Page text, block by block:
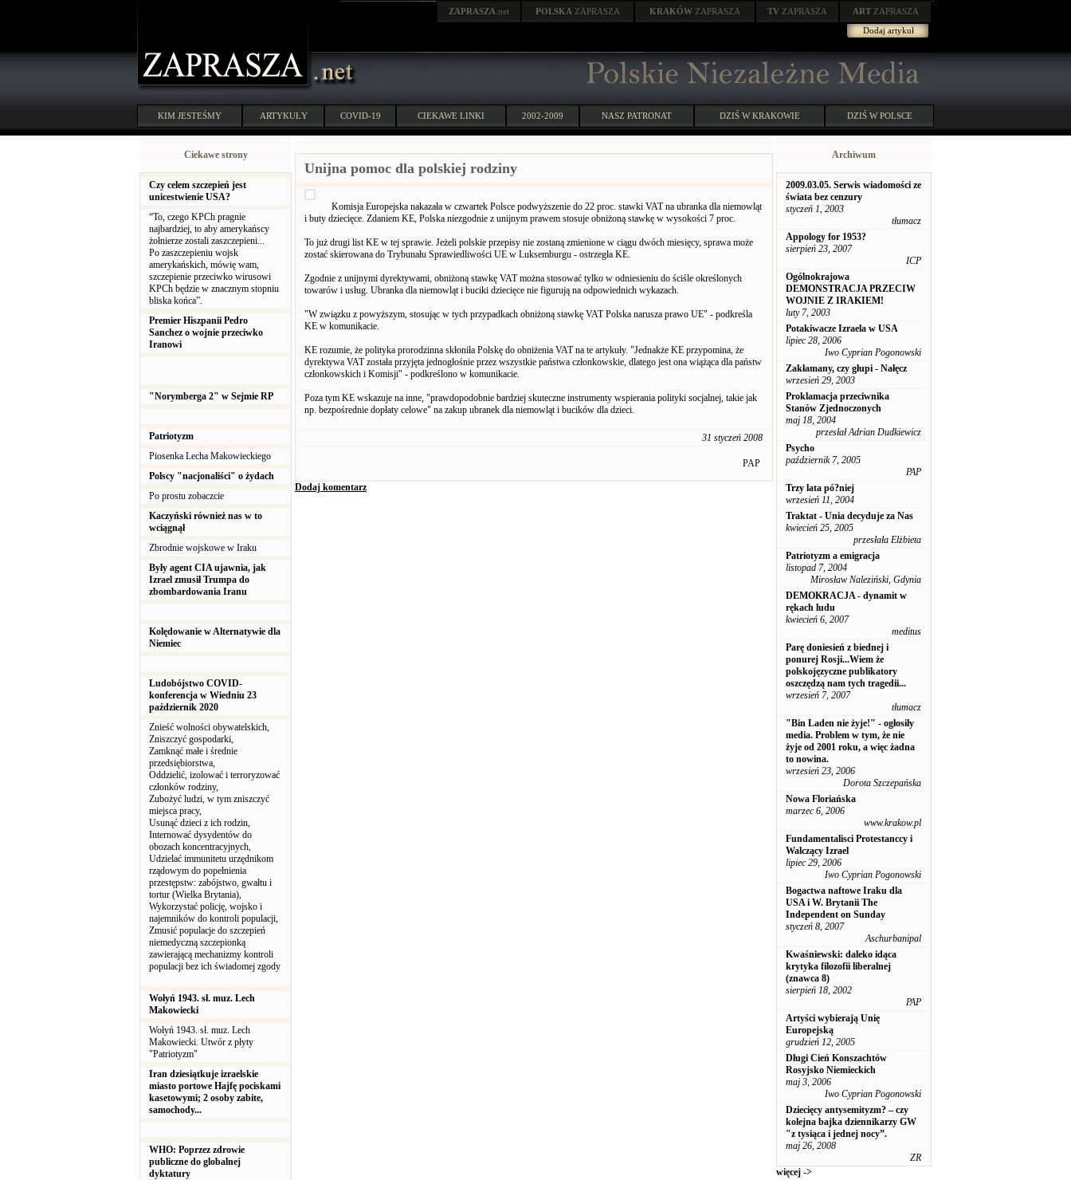
ZAPRASZA .net POLSKA ZAPRASZA KRAKÓW ZAPRASZA TV ZAPRASZA ART ZAPRASZA
Dodaj artykuł
KIM JESTEŚMY ARTYKUŁY COVID-19 CIEKAWE LINKI 2002-2009 NASZ PATRONAT DZIŚ W KRAKOWIE DZIŚ W POLSCE
Ciekawe strony
Czy celem szczepień jest
unicestwienie USA?
“To, czego KPCh pragnie
najbardziej, to aby amerykańscy
żołnierze zostali zaszczepieni...
Po zaszczepieniu wojsk
amerykańskich, mówię wam,
szczepienie przeciwko wirusowi
KPCh będzie w znacznym stopniu
bliska końca”.
Premier Hiszpanii Pedro
Sanchez o wojnie przeciwko
Iranowi
"Norymberga 2" w Sejmie RP
Patriotyzm
Piosenka Lecha Makowieckiego
Polscy "nacjonaliści" o żydach
Po prostu zobaczcie
Kaczyński również nas w to
wciągnął
Zbrodnie wojskowe w Iraku
Były agent CIA ujawnia, jak
Izrael zmusił Trumpa do
zbombardowania Iranu
Kolędowanie w Alternatywie dla
Niemiec
Ludobójstwo COVID-
konferencja w Wiedniu 23
październik 2020
Znieść wolności obywatelskich,
Zniszczyć gospodarki,
Zamknąć małe i średnie
przedsiębiorstwa,
Oddzielić, izolować i terroryzować
członków rodziny,
Zubożyć ludzi, w tym zniszczyć
miejsca pracy,
Usunąć dzieci z ich rodzin,
Internować dysydentów do
obozach koncentracyjnych,
Udzielać immunitetu urzędnikom
rządowym do popełnienia
przestępstw: zabójstwo, gwałtu i
tortur (Wielka Brytania),
Wykorzystać policję, wojsko i
najemników do kontroli populacji,
Zmusić populacje do szczepień
niemedyczną szczepionką
zawierającą mechanizmy kontroli
populacji bez ich świadomej zgody
Wołyń 1943. sł. muz. Lech
Makowiecki
Wołyń 1943. sł. muz. Lech
Makowiecki. Utwór z płyty
"Patriotyzm"
Iran dziesiątkuje izraelskie
miasto portowe Hajfę pociskami
kasetowymi; 2 osoby zabite,
samochody...
WHO: Poprzez zdrowie
publiczne do globalnej
dyktatury
Unijna pomoc dla polskiej rodziny
Komisja Europejska nakazała w czwartek Polsce podwyższenie do 22 proc. stawki VAT na ubranka dla niemowląt
i buty dziecięce. Zdaniem KE, Polska niezgodnie z unijnym prawem stosuje obniżoną stawkę w wysokości 7 proc.
To już drugi list KE w tej sprawie. Jeżeli polskie przepisy nie zostaną zmienione w ciągu dwóch miesięcy, sprawa może
zostać skierowana do Trybunału Sprawiedliwości UE w Luksemburgu - ostrzegła KE.
Zgodnie z unijnymi dyrektywami, obniżoną stawkę VAT można stosować tylko w odniesieniu do ściśle określonych
towarów i usług. Ubranka dla niemowląt i buciki dziecięce nie figurują na odpowiednich wykazach.
"W związku z powyższym, stosując w tych przypadkach obniżoną stawkę VAT Polska narusza prawo UE" - podkreśla
KE w komunikacie.
KE rozumie, że polityka prorodzinna skłoniła Polskę do obniżenia VAT na te artykuły. "Jednakże KE przypomina, że
dyrektywa VAT została przyjęta jednogłośnie przez wszystkie państwa członkowskie, dlatego jest ona wiążąca dla państw
członkowskich i Komisji" - podkreślono w komunikacie.
Poza tym KE wskazuje na inne, "prawdopodobnie bardziej skuteczne instrumenty wspierania polityki socjalnej, takie jak
np. bezpośrednie dopłaty celowe" na zakup ubranek dla niemowląt i bucików dla dzieci.
31 styczeń 2008
PAP
Dodaj komentarz
Archiwum
2009.03.05. Serwis wiadomości ze
świata bez cenzury
styczeń 1, 2003
tłumacz
Appology for 1953?
sierpień 23, 2007
ICP
Ogólnokrajowa
DEMONSTRACJA PRZECIW
WOJNIE Z IRAKIEM!
luty 7, 2003
Potakiwacze Izraela w USA
lipiec 28, 2006
Iwo Cyprian Pogonowski
Zakłamany, czy głupi - Nałęcz
wrzesień 29, 2003
Proklamacja przeciwnika
Stanów Zjednoczonych
maj 18, 2004
przesłał Adrian Dudkiewicz
Psycho
październik 7, 2005
PAP
Trzy lata pó?niej
wrzesień 11, 2004
Traktat - Unia decyduje za Nas
kwiecień 25, 2005
przesłała Elżbieta
Patriotyzm a emigracja
listopad 7, 2004
Mirosław Naleziński, Gdynia
DEMOKRACJA - dynamit w
rękach ludu
kwiecień 6, 2007
meditus
Parę doniesień z biednej i
ponurej Rosji...Wiem że
polskojęzyczne publikatory
oszczędzą nam tych tragedii...
wrzesień 7, 2007
tłumacz
"Bin Laden nie żyje!" - ogłosiły
media. Problem w tym, że nie
żyje od 2001 roku, a więc żadna
to nowina.
wrzesień 23, 2006
Dorota Szczepańska
Nowa Floriańska
marzec 6, 2006
www.krakow.pl
Fundamentalisci Protestanccy i
Walczący Izrael
lipiec 29, 2006
Iwo Cyprian Pogonowski
Bogactwa naftowe Iraku dla
USA i W. Brytanii The
Independent on Sunday
styczeń 8, 2007
Aschurbanipal
Kwaśniewski: daleko idąca
krytyka filozofii liberalnej
(znawca 8)
sierpień 18, 2002
PAP
Artyści wybierają Unię
Europejską
grudzień 12, 2005
Długi Cień Konszachtów
Rosyjsko Niemieckich
maj 3, 2006
Iwo Cyprian Pogonowski
Dziecięcy antysemityzm? – czy
kolejna bajka dziennikarzy GW
"z tysiąca i jednej nocy”.
maj 26, 2008
ZR
więcej ->